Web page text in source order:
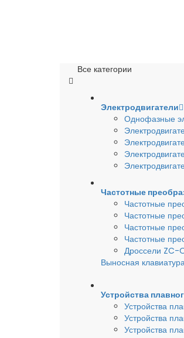
Все категории
Электродвигатели
Однофазные
Частотные
Частотные
Частотные
Частотные
Частотные
Дроссели ZC-
Выносная
Устройства
Устройства
Устройства
Устройства